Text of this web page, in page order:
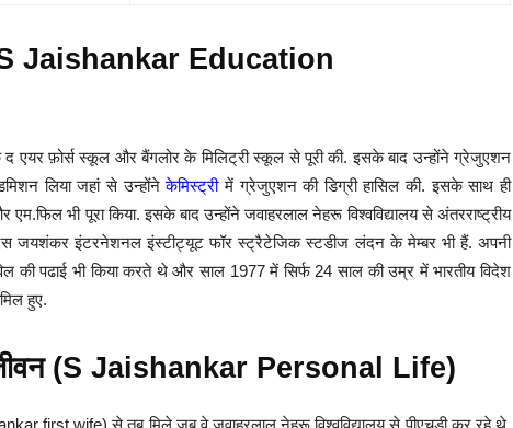
Jaishankar Education
एयर फ़ोर्स स्कूल और बैंगलोर के मिलिट्री स्कूल से पूरी की. इसके बाद उन्होंने ग्रेजुएशन
लिया जहां से उन्होंनेकेमिस्ट्री में ग्रेजुएशन की डिग्री हासिल की. इसके साथ ही
एम.फिल भी पूरा किया. इसके बाद उन्होंने जवाहरलाल नेहरू विश्वविद्यालय से अंतरराष्ट्रीय
एस जयशंकर इंटरनेशनल इंस्टीट्यूट फॉर स्ट्रैटेजिक स्टडीज लंदन के मेम्बर भी हैं. अपनी
की पढाई भी किया करते थे और साल 1977 में सिर्फ 24 साल की उम्र में भारतीय विदेश
हुए.
(S Jaishankar Personal Life)